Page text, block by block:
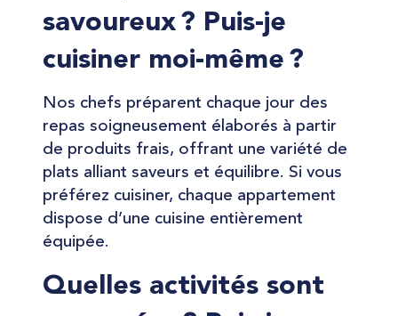
savoureux ? Puis-je
cuisiner moi-même ?
Nos chefs préparent chaque jour des
repas soigneusement élaborés à partir
de produits frais, offrant une variété de
plats alliant saveurs et équilibre. Si vous
préférez cuisiner, chaque appartement
dispose d’une cuisine entièrement
équipée.
Quelles activités sont